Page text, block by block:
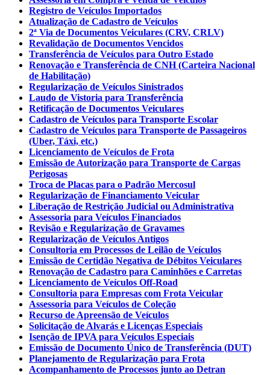
Registro de Veículos Importados
Atualização de Cadastro de Veículos
2ª Via de Documentos Veiculares (CRV, CRLV)
Revalidação de Documentos Vencidos
Transferência de Veículos para Outro Estado
Renovação e Transferência de CNH (Carteira Nacional
de Habilitação)
Regularização de Veículos Sinistrados
Laudo de Vistoria para Transferência
Retificação de Documentos Veiculares
Cadastro de Veículos para Transporte Escolar
Cadastro de Veículos para Transporte de Passageiros
(Uber, Táxi, etc.)
Licenciamento de Veículos de Frota
Emissão de Autorização para Transporte de Cargas
Perigosas
Troca de Placas para o Padrão Mercosul
Regularização de Financiamento Veicular
Liberação de Restrição Judicial ou Administrativa
Assessoria para Veículos Financiados
Revisão e Regularização de Gravames
Regularização de Veículos Antigos
Consultoria em Processos de Leilão de Veículos
Emissão de Certidão Negativa de Débitos Veiculares
Renovação de Cadastro para Caminhões e Carretas
Licenciamento de Veículos Off-Road
Consultoria para Empresas com Frota Veicular
Assessoria para Veículos de Coleção
Recurso de Apreensão de Veículos
Solicitação de Alvarás e Licenças Especiais
Isenção de IPVA para Veículos Especiais
Emissão de Documento Único de Transferência (DUT)
Planejamento de Regularização para Frota
Acompanhamento de Processos junto ao Detran